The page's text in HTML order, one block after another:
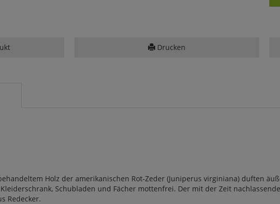
Drucken
Holz der amerikanischen Rot-Zeder (Juniperus virginiana) duften
Schubladen und Fächer mottenfrei. Der mit der Zeit
Redecker.